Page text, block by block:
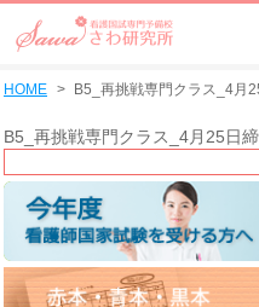
HOME B5_再挑戦専門クラス_4月
B5_再挑戦専門クラス_4月25日